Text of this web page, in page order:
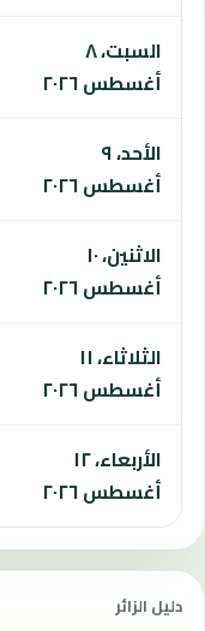
السبت، ٨
أغسطس ٢٠٢٦
الأحد، ٩
أغسطس ٢٠٢٦
الاثنين، ١٠
أغسطس ٢٠٢٦
الثلاثاء، ١١
أغسطس ٢٠٢٦
الأربعاء، ١٢
أغسطس ٢٠٢٦
دليل الزائر